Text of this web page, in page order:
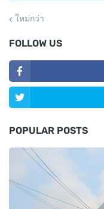
ใหม่กว่า
FOLLOW US
POPULAR POSTS